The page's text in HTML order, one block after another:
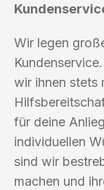
Wir legen
wir ihnen stets
für deine
individuellen
sind wir
machen und